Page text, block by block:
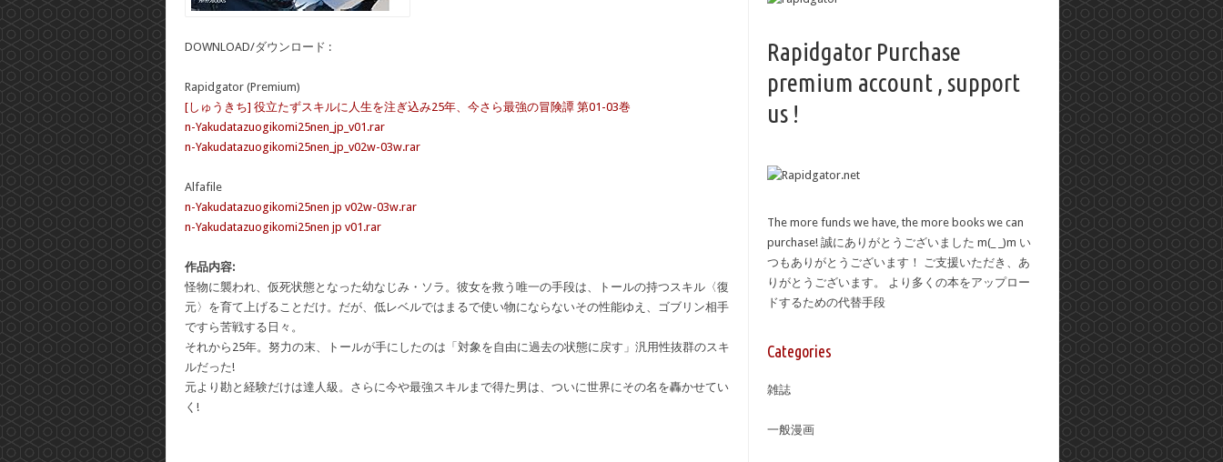
DOWNLOAD/ダウンロード :
Rapidgator (Premium)
[しゅうきち] 役立たずスキルに人生を注ぎ込み25年、今さら最強の冒険譚 第01-03巻
n-Yakudatazuogikomi25nen_jp_v01.rar
n-Yakudatazuogikomi25nen_jp_v02w-03w.rar
Alfafile
n-Yakudatazuogikomi25nen jp v02w-03w.rar
n-Yakudatazuogikomi25nen jp v01.rar
作品内容:
怪物に襲われ、仮死状態となった幼なじみ・ソラ。彼女を救う唯一の手段は、トールの持つスキル〈復
元〉を育て上げることだけ。だが、低レベルではまるで使い物にならないその性能ゆえ、ゴブリン相手
ですら苦戦する日々。
それから25年。努力の末、トールが手にしたのは「対象を自由に過去の状態に戻す」汎用性抜群のスキ
ルだった!
元より勘と経験だけは達人級。さらに今や最強スキルまで得た男は、ついに世界にその名を轟かせてい
く!
Rapidgator Purchase
premium account , support
us !
The more funds we have, the more books we can
purchase! 誠にありがとうございました m(_ _)m い
つもありがとうございます！ ご支援いただき、あ
りがとうございます。 より多くの本をアップロー
ドするための代替手段
Categories
雑誌
一般漫画